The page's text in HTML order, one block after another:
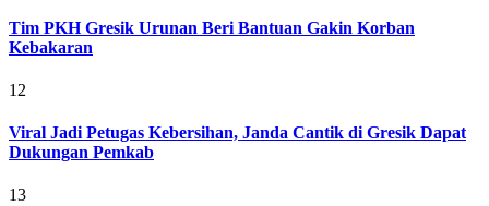
Tim PKH Gresik Urunan Beri Bantuan Gakin Korban
Kebakaran
12
Viral Jadi Petugas Kebersihan, Janda Cantik di Gresik Dapat
Dukungan Pemkab
13